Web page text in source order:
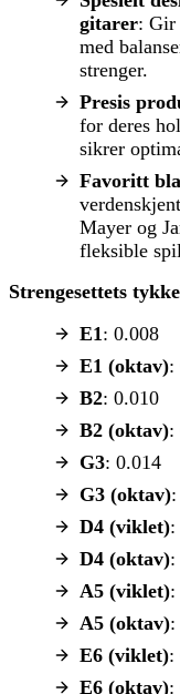
gitarer: Gir
med
strenger.
Presis
for deres
sikrer
Favoritt
Mayer og
fleksible
Strengesettets
E1: 0.008
E1 (oktav):
B2: 0.010
B2 (oktav):
G3: 0.014
G3 (oktav)
D4 (viklet):
D4 (oktav):
A5 (viklet):
A5 (oktav):
E6 (viklet):
E6 (oktav):